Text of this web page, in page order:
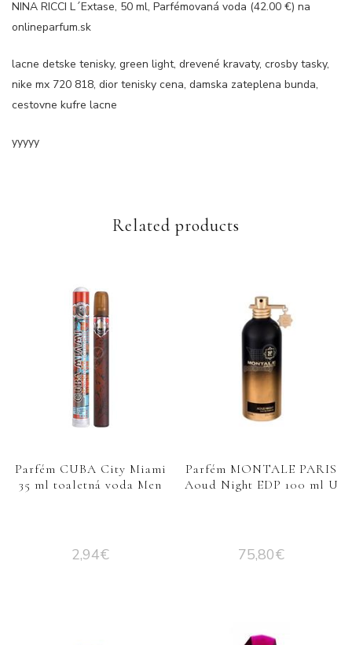
NINA RICCI L´Extase, 50 ml, Parfémovaná voda (42.00 €) na
onlineparfum.sk
lacne detske tenisky, green light, drevené kravaty, crosby tasky,
nike mx 720 818, dior tenisky cena, damska zateplena bunda,
cestovne kufre lacne
yyyyy
Related products
Parfém CUBA City Miami
35 ml toaletná voda Men
2,94€
Parfém MONTALE PARIS
Aoud Night EDP 100 ml U
75,80€